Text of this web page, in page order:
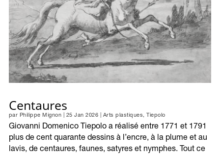
Centaures
par Philippe Mignon 25 Jan 2026 Arts plastiques, Tiepolo
Giovanni Domenico Tiepolo a réalisé entre 1771 et 1791
plus de cent quarante dessins à l’encre, à la plume et au
lavis, de centaures, faunes, satyres et nymphes. Tout ce